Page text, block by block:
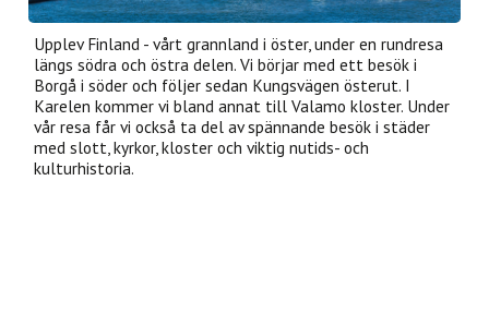
Upplev Finland - vårt grannland i öster, under en rundresa
längs södra och östra delen. Vi börjar med ett besök i
Borgå i söder och följer sedan Kungsvägen österut. I
Karelen kommer vi bland annat till Valamo kloster. Under
vår resa får vi också ta del av spännande besök i städer
med slott, kyrkor, kloster och viktig nutids- och
kulturhistoria.